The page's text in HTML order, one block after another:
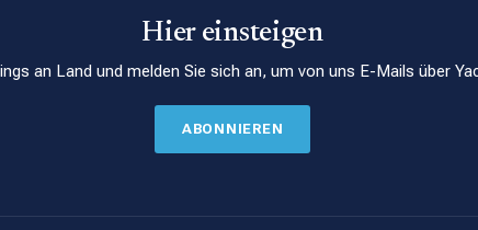
Hier einsteigen
an Land und melden Sie sich an, um von uns E-Mails über
ABONNIEREN